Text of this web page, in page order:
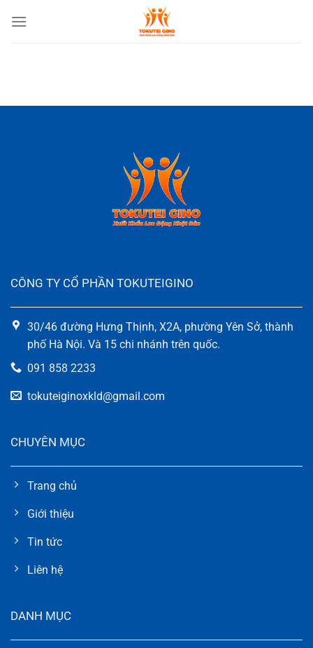
đến
CÔNG TY CỔ PHẦN TOKUTEIGINO
30/46 đường Hưng Thịnh, X2A, phường Yên Sở, thành
phố Hà Nội. Và 15 chi nhánh trên quốc.
091 858 2233
tokuteiginoxkld@gmail.com
CHUYÊN MỤC
Trang chủ
Giới thiệu
Tin tức
Liên hệ
DANH MỤC